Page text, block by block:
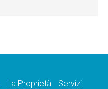
La Proprietà
Servizi